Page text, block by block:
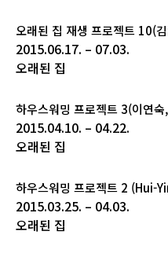
오래된 집 재생 프로젝트 10(
2015.06.17. – 07.03.
오래된 집
하우스워밍 프로젝트 3(이연숙
2015.04.10. – 04.22.
오래된 집
하우스워밍 프로젝트 2 (Hui-
2015.03.25. – 04.03.
오래된 집